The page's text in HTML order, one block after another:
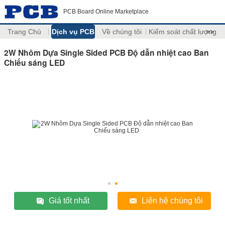
PCB Board Online Marketplace
Trang Chủ Dịch vụ PCB Về chúng tôi Kiểm soát chất lượng
>>
2W Nhôm Dựa Single Sided PCB Độ dẫn nhiệt cao Ban
Chiếu sáng LED
Giá tốt nhất Liên hệ chúng tôi